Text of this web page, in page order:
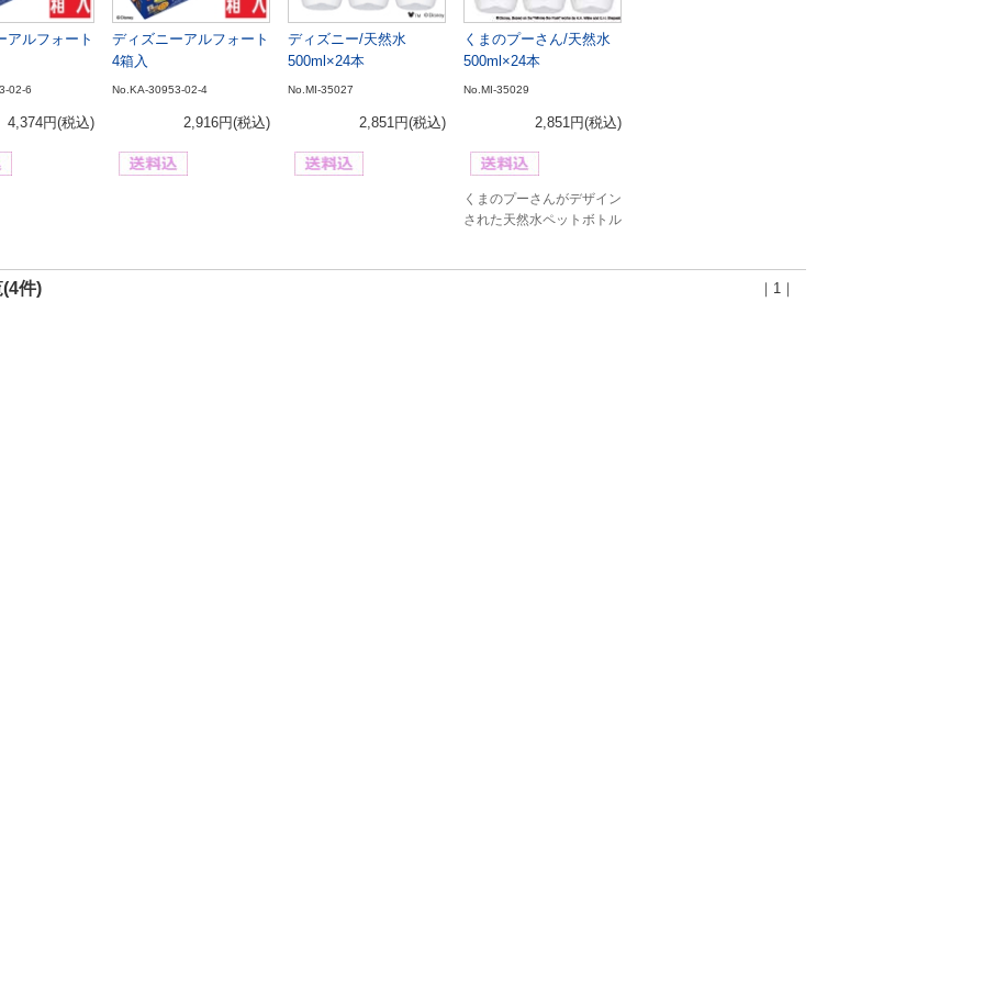
アルフォート
02-6
4,374円(税込)
ディズニーアルフォート
4箱入
No.KA-30953-02-4
2,916円(税込)
ディズニー/天然水
500ml×24本
No.MI-35027
2,851円(税込)
くまのプーさん/天然水
500ml×24本
No.MI-35029
2,851円(税込)
くまのプーさんがデザイン
された天然水ペットボトル
件) ｜1｜